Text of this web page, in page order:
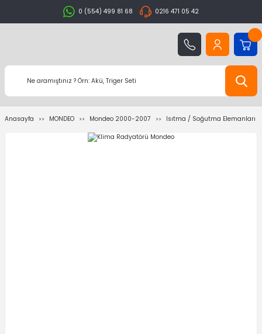
0 (554) 499 81 68 0216 471 05 42
Anasayfa MONDEO Mondeo 2000-2007 Isıtma / Soğutma Elemanları